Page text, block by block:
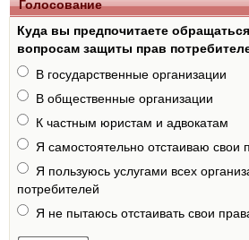
Голосование
Куда вы предпочитаете
вопросам защиты прав
В государственные организации
В общественные организации
К частным юристам и адвокатам
Я самостоятельно отстаиваю свои
Я пользуюсь услугами всех
потребителей
Я не пытаюсь отстаивать свои